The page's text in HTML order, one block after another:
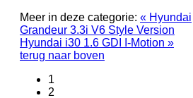
Meer in deze categorie: « Hyundai
Grandeur 3.3i V6 Style Version
Hyundai i30 1.6 GDI I-Motion »
terug naar boven
1
2